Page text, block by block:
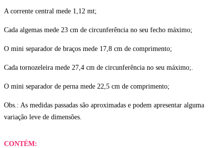
A corrente central mede 1,12 mt;
Cada algemas mede 23 cm de circunferência no seu fecho máximo;
O mini separador de braços mede 17,8 cm de comprimento;
Cada tornozeleira mede 27,4 cm de circunferência no seu máximo;.
O mini separador de perna mede 22,5 cm de comprimento;
Obs.: As medidas passadas são aproximadas e podem apresentar alguma
variação leve de dimensões.
CONTÉM: